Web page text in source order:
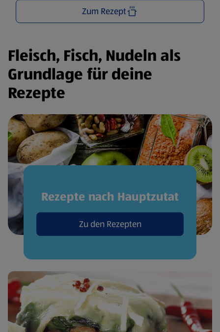
Zum Rezept
Fleisch, Fisch, Nudeln als
Grundlage für deine
Rezepte
Rezepte nach Hauptzutat
Zu den Rezepten